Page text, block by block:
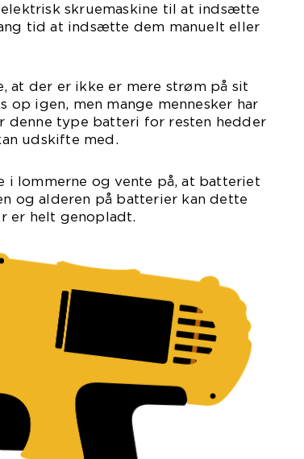
skruemaskine til at indsætte
tid at indsætte dem manuelt eller
at der er ikke er mere strøm på sit
op igen, men mange mennesker har
denne type batteri for resten hedder
udskifte med.
i lommerne og vente på, at batteriet
og alderen på batterier kan dette
er helt genopladt.